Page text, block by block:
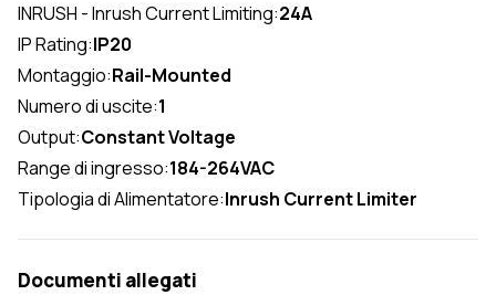
INRUSH - Inrush Current Limiting:24A
IP Rating:IP20
Montaggio:Rail-Mounted
Numero di uscite:1
Output:Constant Voltage
Range di ingresso:184-264VAC
Tipologia di Alimentatore:Inrush Current Limiter
Documenti allegati